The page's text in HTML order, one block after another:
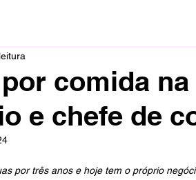
comida
e chefe de
estrelas.
por três anos e hoje tem o próprio